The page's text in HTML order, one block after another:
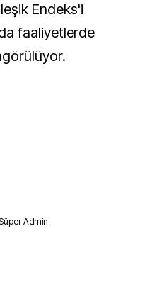
Endeks'i
faaliyetlerde
Admin